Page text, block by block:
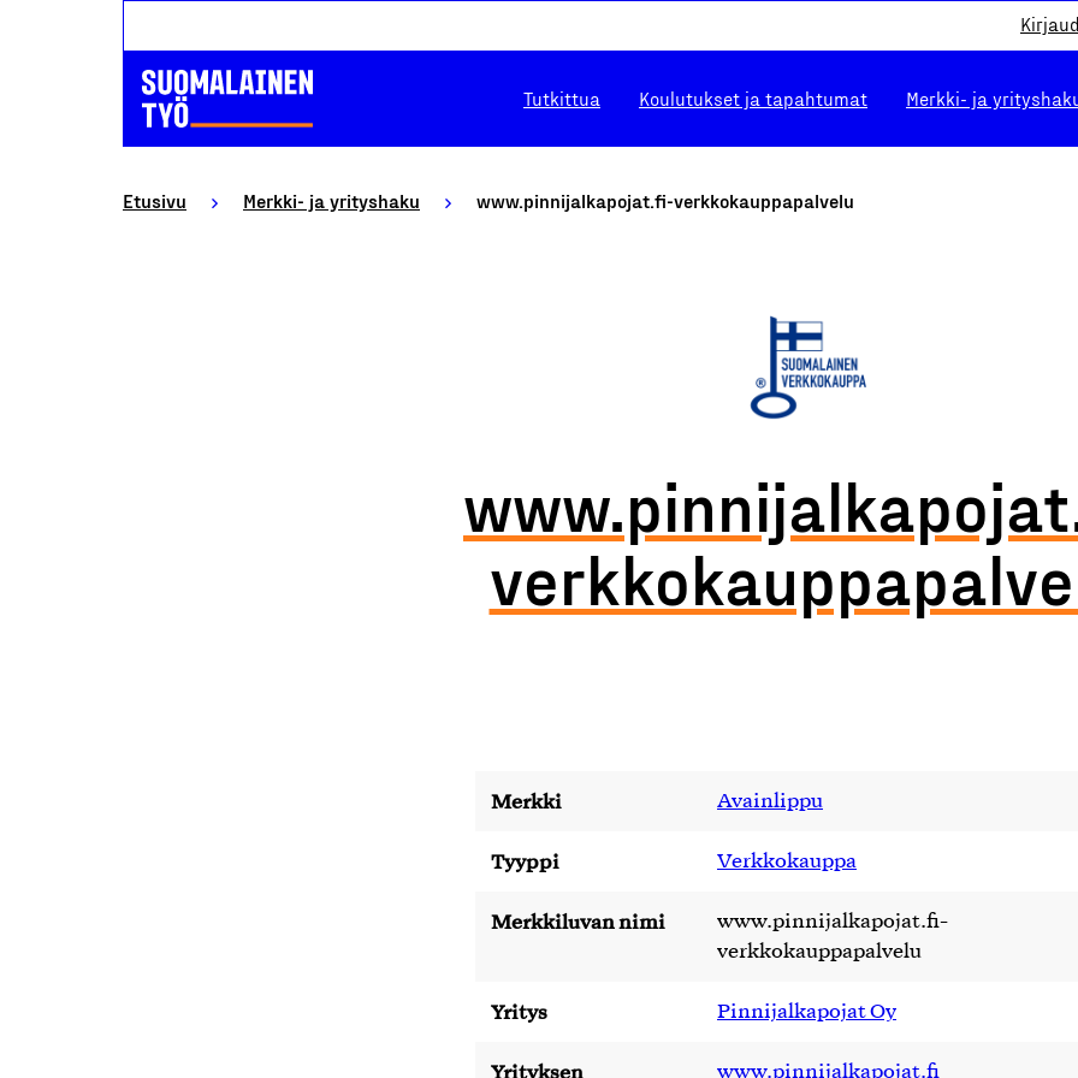
Tutkittua Koulutukset ja tapahtumat Merkki- ja
Etusivu Merkki- ja yrityshaku www.pinnijalkapojat.fi-verkkokauppapalvelu
Merkki Avainlippu
Tyyppi Verkkokauppa
Merkkiluvan nimi
www.pinnijalkapojat.fi-
verkkokauppapalvelu
Yritys Pinnijalkapojat Oy
Yrityksen www.pinnijalkapojat.fi